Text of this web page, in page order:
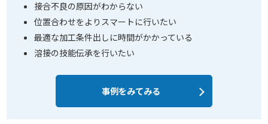
接合不良の原因がわからない
位置合わせをよりスマートに行いたい
最適な加工条件出しに時間がかかっている
溶接の技能伝承を行いたい
事例をみてみる